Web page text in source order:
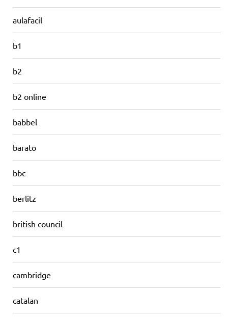
aulafacil
b1
b2
b2 online
babbel
barato
bbc
berlitz
british council
c1
cambridge
catalan